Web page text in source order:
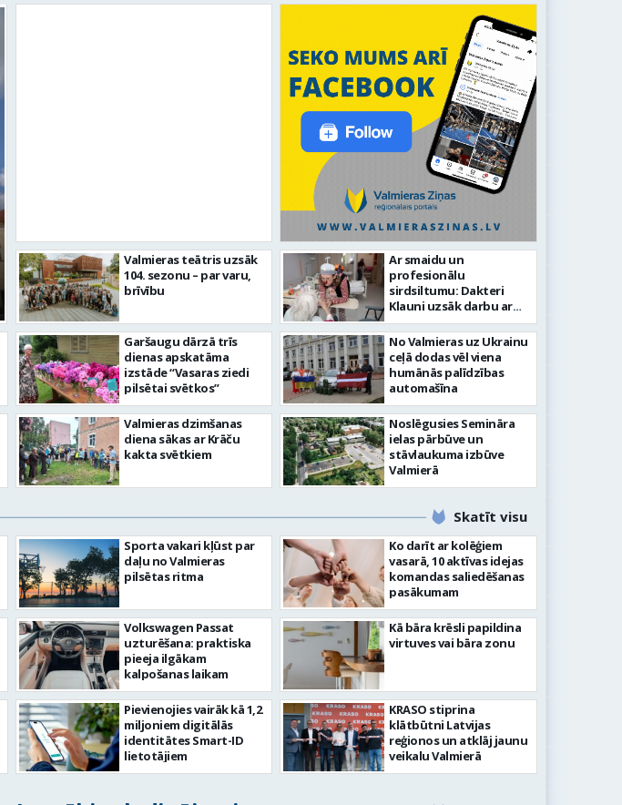
FOTO: Ar daudzveidīgiem notikumiem
aizvadīta Valmieras 743. dzimšanas diena
Valmieras teātris uzsāk
104. sezonu – par varu,
brīvību
Garšaugu dārzā trīs
dienas apskatāma
izstāde “Vasaras ziedi
pilsētai svētkos”
Valmieras dzimšanas
diena sākas ar Krāču
kakta svētkiem
Ar smaidu un
profesionālu
sirdsiltumu: Dakteri
Klauni uzsāk darbu ar
senioriem Vidzemes
slimnīcā
No Valmieras uz Ukrainu
ceļā dodas vēl viena
humānās palīdzības
automašīna
Noslēgusies Semināra
ielas pārbūve un
stāvlaukuma izbūve
Valmierā
Skatīt visu
Sporta vakari kļūst par
daļu no Valmieras
pilsētas ritma
Volkswagen Passat
uzturēšana: praktiska
pieeja ilgākam
kalpošanas laikam
Pievienojies vairāk kā 1,2
miljoniem digitālās
identitātes Smart-ID
lietotājiem
Ko darīt ar kolēģiem
vasarā, 10 aktīvas idejas
komandas saliedēšanas
pasākumam
Kā bāra krēsli papildina
virtuves vai bāra zonu
KRASO stiprina
klātbūtni Latvijas
reģionos un atklāj jaunu
veikalu Valmierā